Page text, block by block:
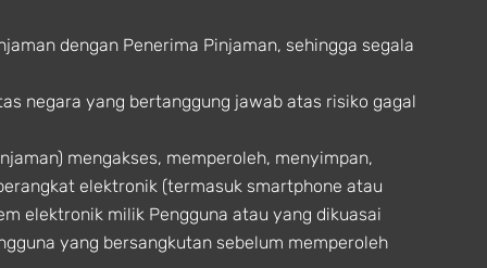
dengan Penerima Pinjaman, sehingga segala
negara yang bertanggung jawab atas risiko gagal
mengakses, memperoleh, menyimpan,
elektronik (termasuk smartphone atau
elektronik milik Pengguna atau yang dikuasai
yang bersangkutan sebelum memperoleh